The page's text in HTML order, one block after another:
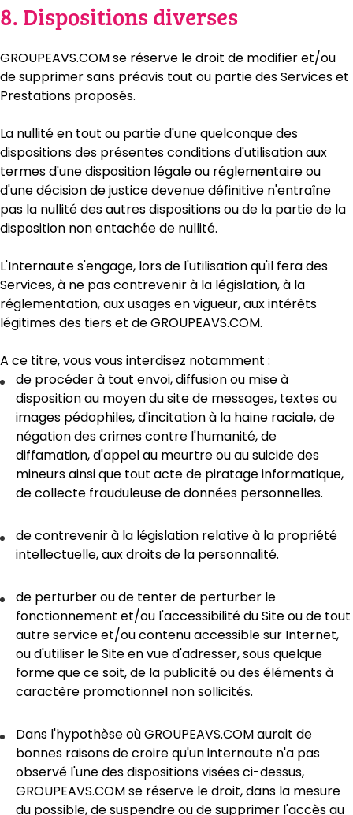
8. Dispositions diverses
GROUPEAVS.COM se réserve le droit de modifier et/ou
de supprimer sans préavis tout ou partie des Services et
Prestations proposés.
La nullité en tout ou partie d'une quelconque des
dispositions des présentes conditions d'utilisation aux
termes d'une disposition légale ou réglementaire ou
d'une décision de justice devenue définitive n'entraîne
pas la nullité des autres dispositions ou de la partie de la
disposition non entachée de nullité.
L'Internaute s'engage, lors de l'utilisation qu'il fera des
Services, à ne pas contrevenir à la législation, à la
réglementation, aux usages en vigueur, aux intérêts
légitimes des tiers et de GROUPEAVS.COM.
A ce titre, vous vous interdisez notamment :
de procéder à tout envoi, diffusion ou mise à
disposition au moyen du site de messages, textes ou
images pédophiles, d'incitation à la haine raciale, de
négation des crimes contre l'humanité, de
diffamation, d'appel au meurtre ou au suicide des
mineurs ainsi que tout acte de piratage informatique,
de collecte frauduleuse de données personnelles.
de contrevenir à la législation relative à la propriété
intellectuelle, aux droits de la personnalité.
de perturber ou de tenter de perturber le
fonctionnement et/ou l'accessibilité du Site ou de tout
autre service et/ou contenu accessible sur Internet,
ou d'utiliser le Site en vue d'adresser, sous quelque
forme que ce soit, de la publicité ou des éléments à
caractère promotionnel non sollicités.
Dans l'hypothèse où GROUPEAVS.COM aurait de
bonnes raisons de croire qu'un internaute n'a pas
observé l'une des dispositions visées ci-dessus,
GROUPEAVS.COM se réserve le droit, dans la mesure
du possible, de suspendre ou de supprimer l'accès au